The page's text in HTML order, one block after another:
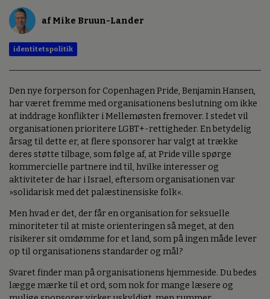
af Mike Bruun-Lander
identitetspolitik
Den nye forperson for Copenhagen Pride, Benjamin Hansen,
har været fremme med organisationens beslutning om ikke
at inddrage konflikter i Mellemøsten fremover. I stedet vil
organisationen prioritere LGBT+-rettigheder. En betydelig
årsag til dette er, at flere sponsorer har valgt at trække
deres støtte tilbage, som følge af, at Pride ville spørge
kommercielle partnere ind til, hvilke interesser og
aktiviteter de har i Israel, eftersom organisationen var
»solidarisk med det palæstinensiske folk«.
Men hvad er det, der får en organisation for seksuelle
minoriteter til at miste orienteringen så meget, at den
risikerer sit omdømme for et land, som på ingen måde lever
op til organisationens standarder og mål?
Svaret finder man på organisationens hjemmeside. Du bedes
lægge mærke til et ord, som nok for mange læsere og